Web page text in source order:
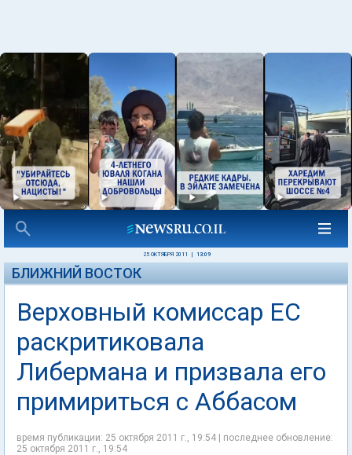
25 ОКТЯБРЯ 2011 13:09
БЛИЖНИЙ ВОСТОК
Верховный комиссар ЕС
раскритиковала
Либермана и призвала его
примириться с Аббасом
время публикации: 25 октября 2011 г., 19:54 | последнее обновление:
25 октября 2011 г., 19:54